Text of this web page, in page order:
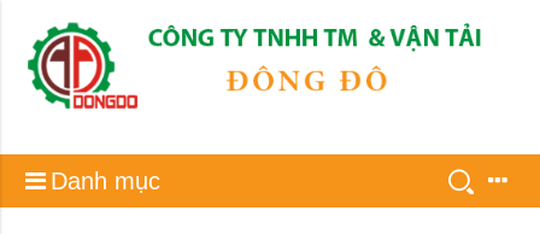
Danh mục